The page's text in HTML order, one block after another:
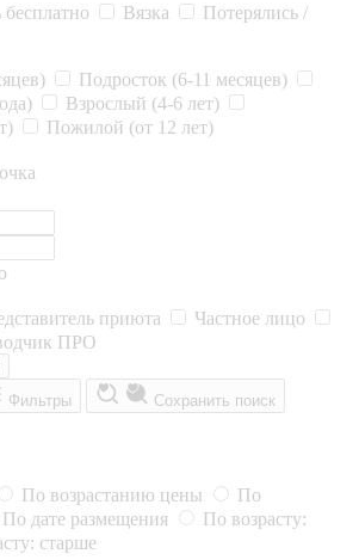
бесплатно Вязка
Потерялись /
Подросток (6-11 месяцев)
Взрослый (4-6 лет)
Пожилой (от 12 лет)
приюта
Частное лицо
ПРО
Фильтры Сохранить поиск
По возрастанию цены
По
По дате размещения
По возрасту:
старше